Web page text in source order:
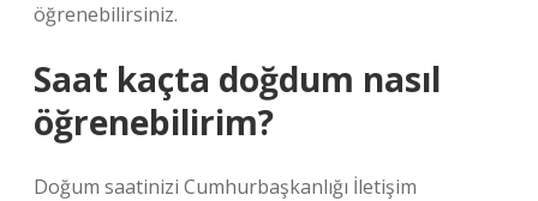
öğrenebilirsiniz.
Saat kaçta doğdum nasıl
öğrenebilirim?
Doğum saatinizi Cumhurbaşkanlığı İletişim